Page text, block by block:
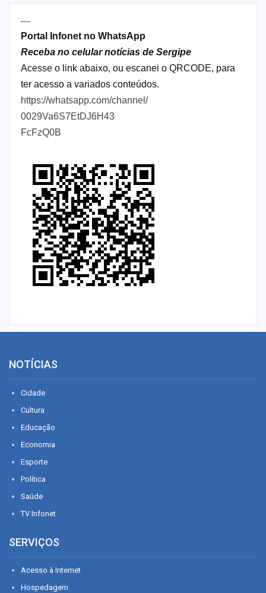
----
Portal Infonet no WhatsApp
Receba no celular notícias de Sergipe
Acesse o link abaixo, ou escanei o QRCODE, para
ter acesso a variados conteúdos.
https://whatsapp.com/channel/
0029Va6S7EtDJ6H43
FcFzQ0B
NOTÍCIAS
Cidade
Cultura
Educação
Economia
Esporte
Política
Saúde
TV Infonet
SERVIÇOS
Acesso à Internet
Hospedagem